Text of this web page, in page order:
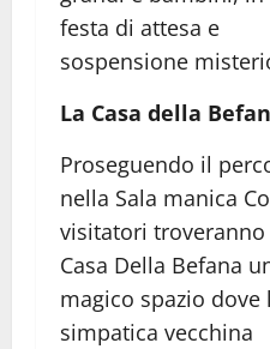
festa di attesa e
sospensione
La Casa della
Proseguendo il
nella Sala manica
visitatori troveranno
Casa Della Befana
magico spazio dove
simpatica vecchina